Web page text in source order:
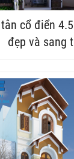
cổ điển
đẹp và sang